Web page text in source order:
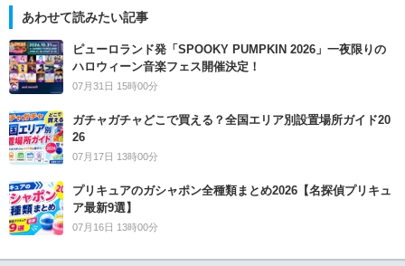
あわせて読みたい記事
ピューロランド発「SPOOKY PUMPKIN 2026」一夜限りの
ハロウィーン音楽フェス開催決定！
07月31日 15時00分
ガチャガチャどこで買える？全国エリア別設置場所ガイド20
26
07月17日 13時00分
プリキュアのガシャポン全種類まとめ2026【名探偵プリキュ
ア最新9選】
07月16日 13時00分